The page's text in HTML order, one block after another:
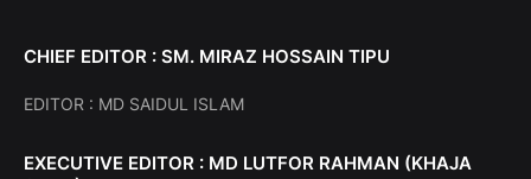
CHIEF EDITOR : SM. MIRAZ HOSSAIN TIPU
EDITOR : MD SAIDUL ISLAM
EXECUTIVE EDITOR : MD LUTFOR RAHMAN (KHAJA